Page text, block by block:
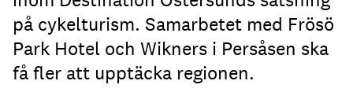
på cykelturism. Samarbetet med Frösö
Park Hotel och Wikners i Persåsen ska
få fler att upptäcka regionen.